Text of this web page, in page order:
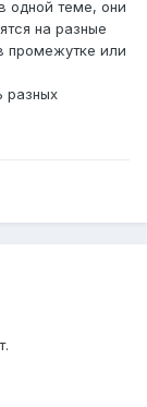
одной теме, они
на разные
промежутке или
разных